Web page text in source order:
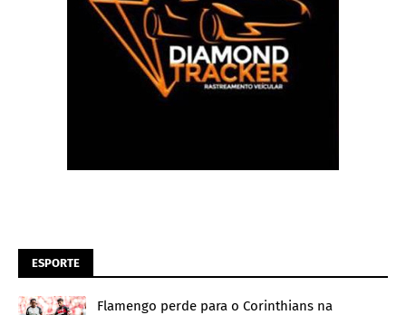
ESPORTE
Flamengo perde para o Corinthians na